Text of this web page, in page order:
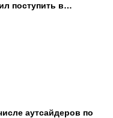
аутсайдеров по
поступить в